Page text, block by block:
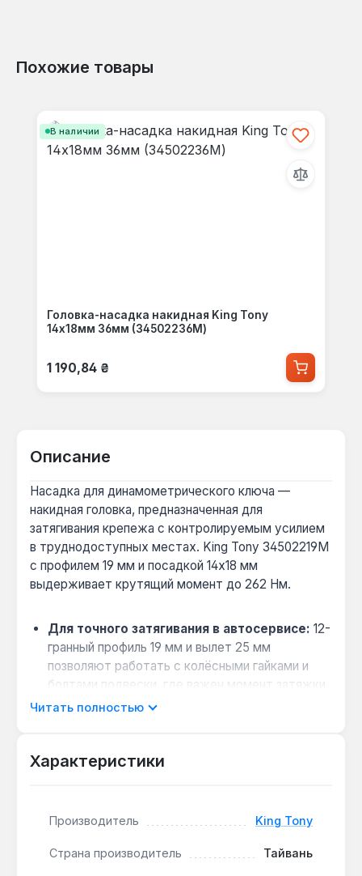
Похожие товары
В наличии
Головка-насадка накидная King Tony
14x18мм 36мм (34502236M)
Обычная цена:
1 190,84 ₴
Описание
Насадка для динамометрического ключа —
накидная головка, предназначенная для
затягивания крепежа с контролируемым усилием
в труднодоступных местах. King Tony 34502219M
с профилем 19 мм и посадкой 14x18 мм
выдерживает крутящий момент до 262 Нм.
Для точного затягивания в автосервисе: 12-
гранный профиль 19 мм и вылет 25 мм
позволяют работать с колёсными гайками и
болтами подвески, где важен момент затяжки
(например, 120 Нм для ступицы).
ключей King Tony серии FIT и аналогов — не
сталь (Cr-V) с хромовым покрытием устойчива
Читать полностью
Характеристики
Производитель King Tony
Страна производитель Тайвань